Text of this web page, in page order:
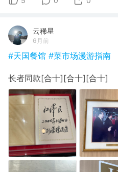
云稀星
6月前
#天国餐馆 #菜市场漫游指南
长者同款[合十][合十][合十]